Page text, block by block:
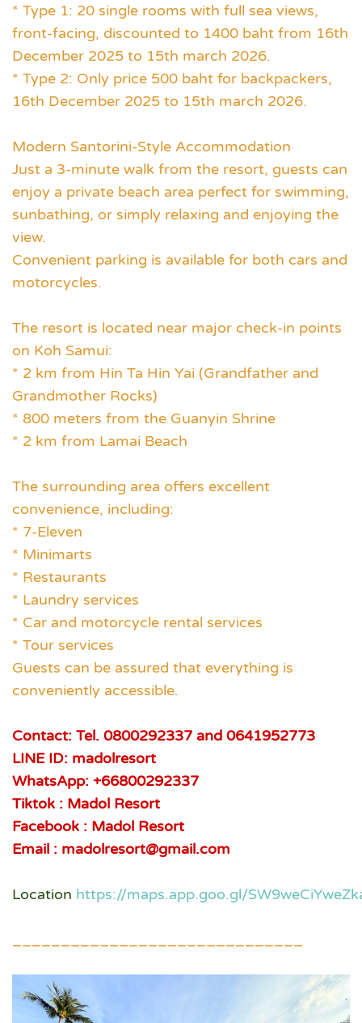
* Type 1: 20 single rooms with full sea views,
front-facing, discounted to 1400 baht from 16th
December 2025 to 15th march 2026.
* Type 2: Only price 500 baht for backpackers,
16th December 2025 to 15th march 2026.
Modern Santorini-Style Accommodation
Just a 3-minute walk from the resort, guests can
enjoy a private beach area perfect for swimming,
sunbathing, or simply relaxing and enjoying the
view.
Convenient parking is available for both cars and
motorcycles.
The resort is located near major check-in points
on Koh Samui:
* 2 km from Hin Ta Hin Yai (Grandfather and
Grandmother Rocks)
* 800 meters from the Guanyin Shrine
* 2 km from Lamai Beach
The surrounding area offers excellent
convenience, including:
* 7-Eleven
* Minimarts
* Restaurants
* Laundry services
* Car and motorcycle rental services
* Tour services
Guests can be assured that everything is
conveniently accessible.
Contact: Tel. 0800292337 and 0641952773
LINE ID: madolresort
WhatsApp: +66800292337
Tiktok : Madol Resort
Facebook : Madol Resort
Email : madolresort@gmail.com
Location https://maps.app.goo.gl/